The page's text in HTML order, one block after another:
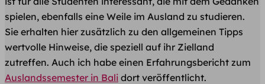
spielen, ebenfalls eine Weile im Ausland zu studieren.
Sie erhalten hier zusätzlich zu den allgemeinen Tipps
wertvolle Hinweise, die speziell auf ihr Zielland
zutreffen. Auch ich habe einen Erfahrungsbericht zum
Auslandssemester in Bali dort veröffentlicht.